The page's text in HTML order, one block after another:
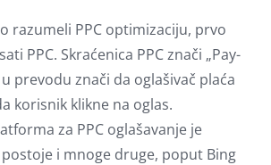
razumeli PPC optimizaciju, prvo
PPC. Skraćenica PPC znači „Pay-
u prevodu znači da oglašivač plaća
korisnik klikne na oglas.
za PPC oglašavanje je
postoje i mnoge druge, poput Bing